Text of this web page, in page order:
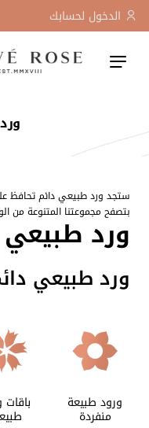
الدخول لحسابك
ورود طبيعة
منفردة
ستجد ورد طبيعي دائم تحافظ
بتصفح مجموعتنا المتنوعة من
ورد طبيعي
ورد طبيعي